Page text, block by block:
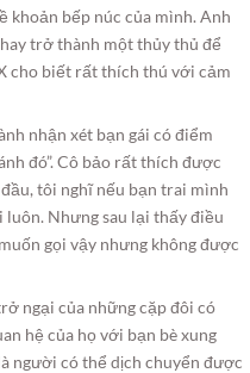
khoản bếp núc của mình. Anh
trở thành một thủy thủ để
cho biết rất thích thú với cảm
nhận xét bạn gái có điểm
đó”. Cô bảo rất thích được
tôi nghĩ nếu bạn trai mình
luôn. Nhưng sau lại thấy điều
gọi vậy nhưng không được
ngại của những cặp đôi có
hệ của họ với bạn bè xung
người có thể dịch chuyển được